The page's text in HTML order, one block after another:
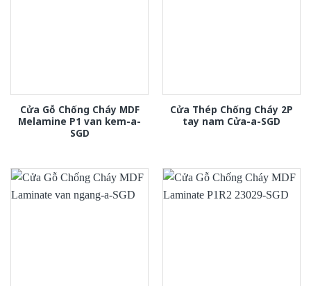
Cửa Gỗ Chống Cháy MDF
Melamine P1 van kem-a-
SGD
Cửa Thép Chống Cháy 2P
tay nam Cửa-a-SGD